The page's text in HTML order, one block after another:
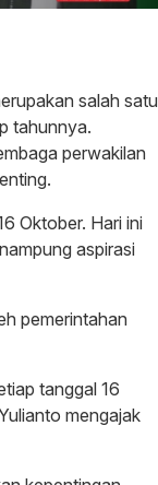
salah satu
tahunnya.
perwakilan
Oktober. Hari ini
aspirasi
pemerintahan
tanggal 16
mengajak